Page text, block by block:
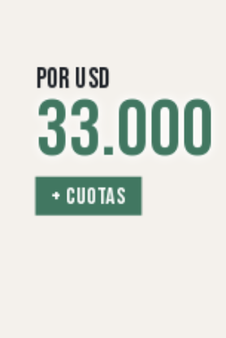
POR USD
33.000
+ CUOTAS